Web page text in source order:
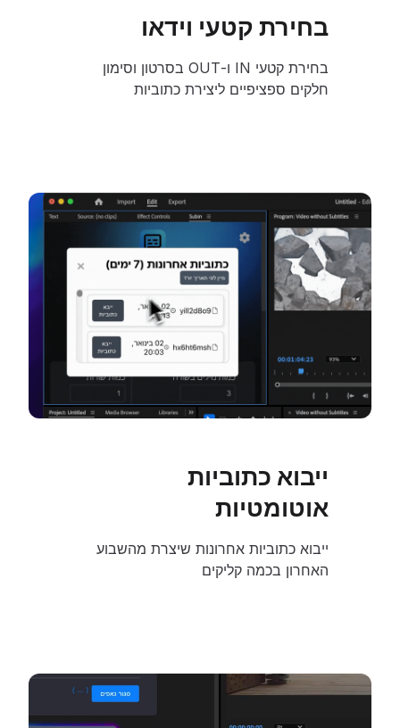
בחירת קטעי וידאו
בחירת קטעי IN ו-OUT בסרטון וסימון
חלקים ספציפיים ליצירת כתוביות
ייבוא כתוביות
אוטומטיות
ייבוא כתוביות אחרונות שיצרת מהשבוע
האחרון בכמה קליקים